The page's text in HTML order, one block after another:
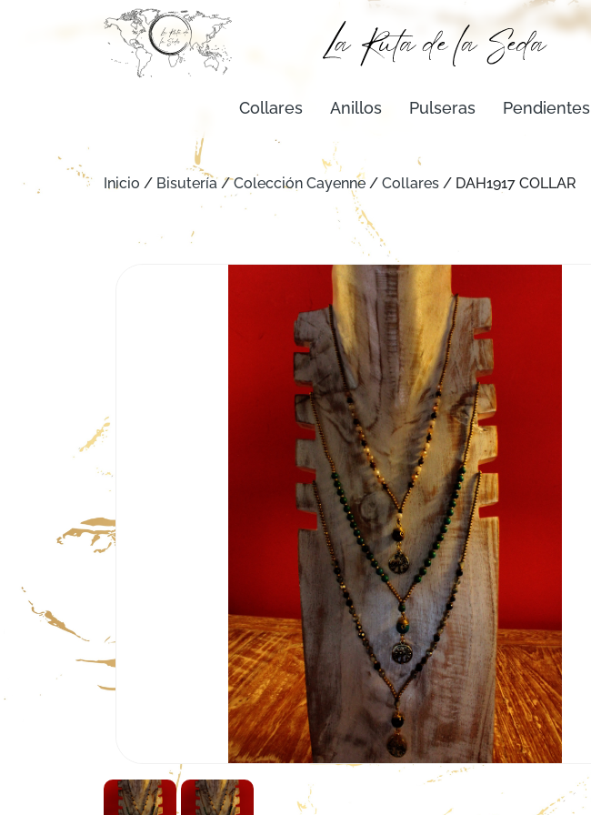
Collares Anillos Pulseras Pendientes
Inicio / Bisutería/Colección Cayenne / Collares / DAH1917 COLLAR